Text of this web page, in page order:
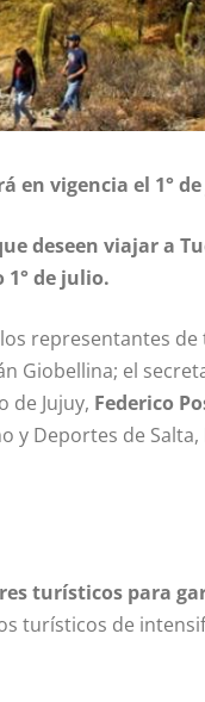
en vigencia el 1°
deseen viajar a
1° de julio.
representantes
Giobellina; el
de Jujuy, Federico
y Deportes de Salta,
turísticos para
turísticos de